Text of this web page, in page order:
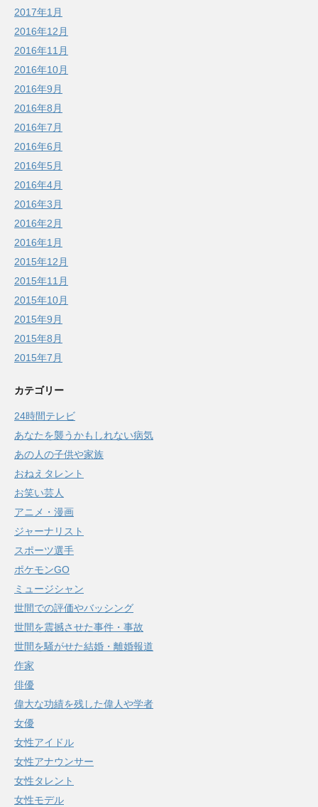
2017年1月
2016年12月
2016年11月
2016年10月
2016年9月
2016年8月
2016年7月
2016年6月
2016年5月
2016年4月
2016年3月
2016年2月
2016年1月
2015年12月
2015年11月
2015年10月
2015年9月
2015年8月
2015年7月
カテゴリー
24時間テレビ
あなたを襲うかもしれない病気
あの人の子供や家族
おねえタレント
お笑い芸人
アニメ・漫画
ジャーナリスト
スポーツ選手
ポケモンGO
ミュージシャン
世間での評価やバッシング
世間を震撼させた事件・事故
世間を騒がせた結婚・離婚報道
作家
俳優
偉大な功績を残した偉人や学者
女優
女性アイドル
女性アナウンサー
女性タレント
女性モデル